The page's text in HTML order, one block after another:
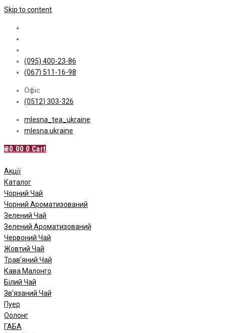
Skip to content
(095) 400-23-86
(067) 511-16-98
Офіс
(0512) 303-326
mlesna_tea_ukraine
mlesna.ukraine
₴0.00 0 Cart
Акції
Каталог
Чорний Чай
Чорний Ароматизований
Зелений Чай
Зелений Ароматизований
Червоний Чай
Жовтий Чай
Трав’яний Чай
Кава Малонго
Білий Чай
Зв’язаний Чай
Пуер
Oолонг
ГАБА